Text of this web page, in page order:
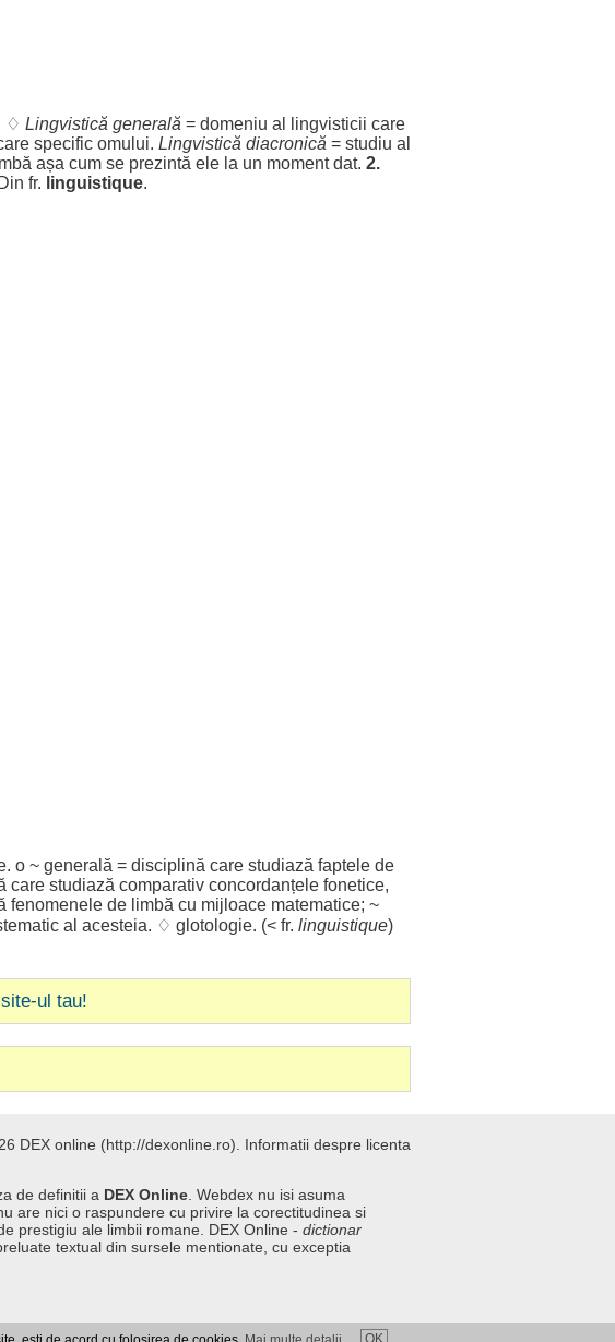
♢ Lingvistică generală = domeniu al lingvisticii care
specific omului. Lingvistică diacronică = studiu al
așa cum se prezintă ele la un moment dat. 2.
fr. linguistique.
. o ~ generală = disciplină care studiază faptele de
care studiază comparativ concordanțele fonetice,
fenomenele de limbă cu mijloace matematice; ~
al acesteia. ♢ glotologie. (< fr. linguistique)
ul tau!
DEX online (http://dexonline.ro). Informatii despre licenta
de definitii a DEX Online . Webdex nu isi asuma
are nici o raspundere cu privire la corectitudinea si
prestigiu ale limbii romane. DEX Online - dictionar
textual din sursele mentionate, cu exceptia
OK